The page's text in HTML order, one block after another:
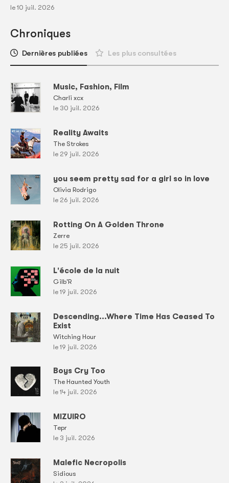
le 10 juil. 2026
Chroniques
Dernières publiées Les plus consultées
Music, Fashion, Film
Charli xcx
le 30 juil. 2026
Reality Awaits
The Strokes
le 29 juil. 2026
you seem pretty sad for a girl so in love
Olivia Rodrigo
le 26 juil. 2026
Rotting On A Golden Throne
Zerre
le 25 juil. 2026
L'école de la nuit
Gilb'R
le 19 juil. 2026
Descending...Where Time Has Ceased To
Exist
Witching Hour
le 19 juil. 2026
Boys Cry Too
The Haunted Youth
le 14 juil. 2026
MIZUIRO
Tepr
le 3 juil. 2026
Malefic Necropolis
Sidious